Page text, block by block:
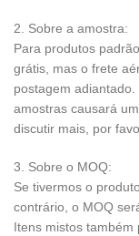
2. Sobre a amostra:
Para produtos
grátis, mas o frete
postagem
amostras causará
discutir mais, por
3. Sobre o MOQ:
Se tivermos o
contrário, o MOQ
Itens mistos